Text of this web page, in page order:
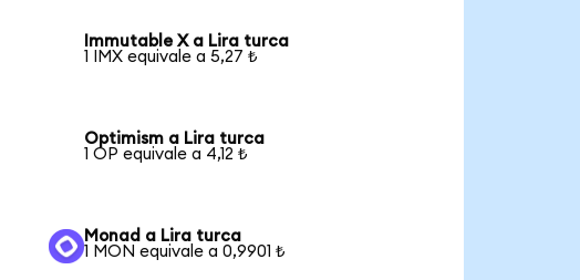
Immutable X a Lira turca
1 IMX equivale a 5,27 ₺
Optimism a Lira turca
1 OP equivale a 4,12 ₺
Monad a Lira turca
1 MON equivale a 0,9901 ₺